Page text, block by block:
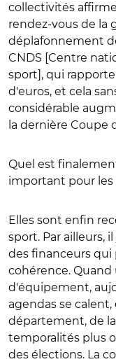
collectivités
rendez-vous de la
déplafonnement
CNDS [Centre
sport], qui
d'euros, et cela
considérable
la dernière Coupe
Quel est
important pour les
Elles sont enfin
sport. Par ailleurs,
des financeurs
cohérence.
d'équipement,
agendas se
département, de
temporalités plus
des élections. La